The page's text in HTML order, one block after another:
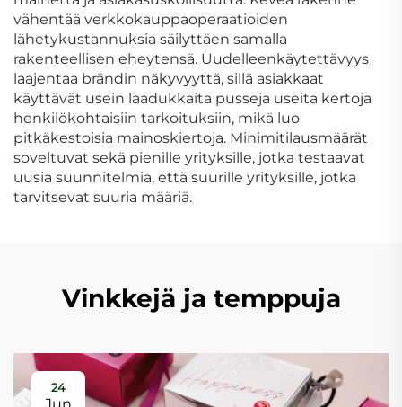
vähentää verkkokauppaoperaatioiden
lähetykustannuksia säilyttäen samalla
rakenteellisen eheytensä. Uudelleenkäytettävyys
laajentaa brändin näkyvyyttä, sillä asiakkaat
käyttävät usein laadukkaita pusseja useita kertoja
henkilökohtaisiin tarkoituksiin, mikä luo
pitkäkestoisia mainoskiertoja. Minimitilausmäärät
soveltuvat sekä pienille yrityksille, jotka testaavat
uusia suunnitelmia, että suurille yrityksille, jotka
tarvitsevat suuria määriä.
Vinkkejä ja temppuja
24